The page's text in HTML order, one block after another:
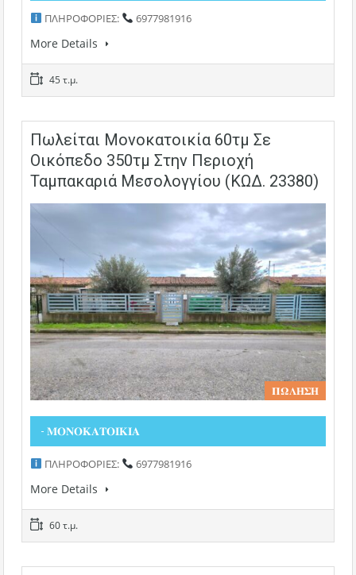
ΠΛΗΡΟΦΟΡΙΕΣ: 6977981916
More Details
45 τ.μ.
Πωλείται Μονοκατοικία 60τμ Σε
Οικόπεδο 350τμ Στην Περιοχή
Ταμπακαριά Μεσολογγίου (ΚΩΔ. 23380)
𝚷𝛀𝚲𝚮𝚺𝚮
- 𝚳𝚶𝚴𝚶𝚱𝚨𝚻𝚶𝚰𝚱𝚰𝚨
ΠΛΗΡΟΦΟΡΙΕΣ: 6977981916
More Details
60 τ.μ.